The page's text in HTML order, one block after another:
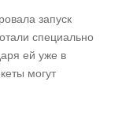
запуск
специально
ей уже в
могут